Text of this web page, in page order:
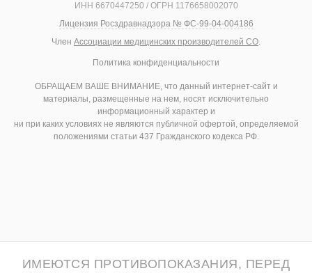
ИНН 6670447250 / ОГРН 1176658002070
Лицензия Росздравнадзора № ФС-99-04-004186
Член Ассоциации медицинских производителей СО.
Политика конфиденциальности
ОБРАЩАЕМ ВАШЕ ВНИМАНИЕ, что данный интернет-сайт и
материалы, размещенные на нем, носят исключительно
информационный характер и
ни при каких условиях не являются публичной офертой, определяемой
положениями статьи 437 Гражданского кодекса РФ.
ИМЕЮТСЯ ПРОТИВОПОКАЗАНИЯ, ПЕРЕД